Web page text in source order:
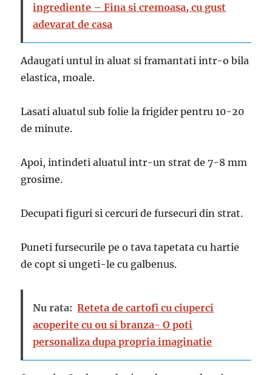
ingrediente – Fina si cremoasa, cu gust
adevarat de casa
Adaugati untul in aluat si framantati intr-o bila
elastica, moale.
Lasati aluatul sub folie la frigider pentru 10-20
de minute.
Apoi, intindeti aluatul intr-un strat de 7-8 mm
grosime.
Decupati figuri si cercuri de fursecuri din strat.
Puneti fursecurile pe o tava tapetata cu hartie
de copt si ungeti-le cu galbenus.
Nu rata: Reteta de cartofi cu ciuperci
acoperite cu ou si branza- O poti
personaliza dupa propria imaginatie